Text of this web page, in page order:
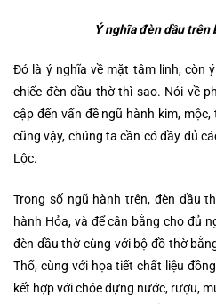
Ý nghĩa đèn dầu trên
Đó là ý nghĩa về mặt tâm linh, còn
chiếc đèn dầu thờ thì sao. Nói về
cập đến vấn đề ngũ hành kim,
cũng vậy, chúng ta cần có đầy đủ
Lộc.
Trong số ngũ hành trên, đèn dầu
hành Hỏa, và để cân bằng cho đủ
đèn dầu thờ cùng với bộ đồ thờ
Thổ, cùng với họa tiết chất liệu
kết hợp với chóe đựng nước, rượu,